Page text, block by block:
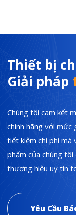
Thiết bị
Giải pháp
Chúng tôi cam kết
chính hãng với mức
tiết kiệm chi phí mà
phẩm của chúng
thương hiệu uy tín
Yêu Cầu